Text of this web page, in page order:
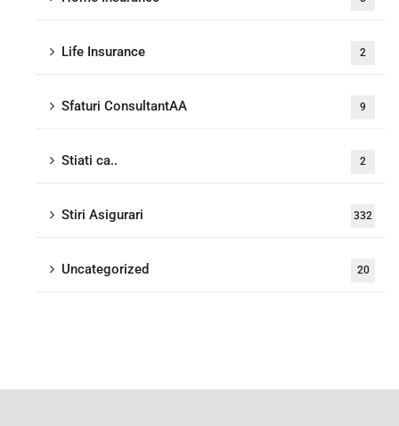
Life Insurance 2
Sfaturi ConsultantAA 9
Stiati ca.. 2
Stiri Asigurari 332
Uncategorized 20